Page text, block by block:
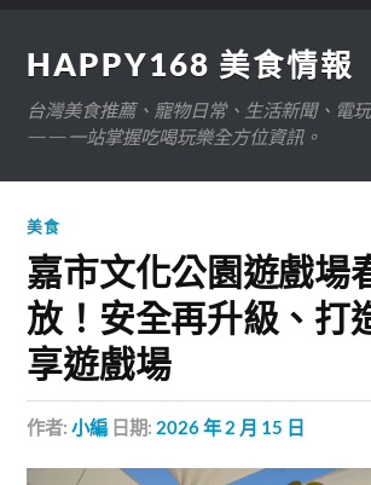
HAPPY168 美食情報
台灣美食推薦、寵物日常、生活新聞、電
——一站掌握吃喝玩樂全方位資訊。
美食
嘉市文化公園遊戲場
放！安全再升級、打
享遊戲場
作者:小編 日期: 2026 年 2 月 15 日